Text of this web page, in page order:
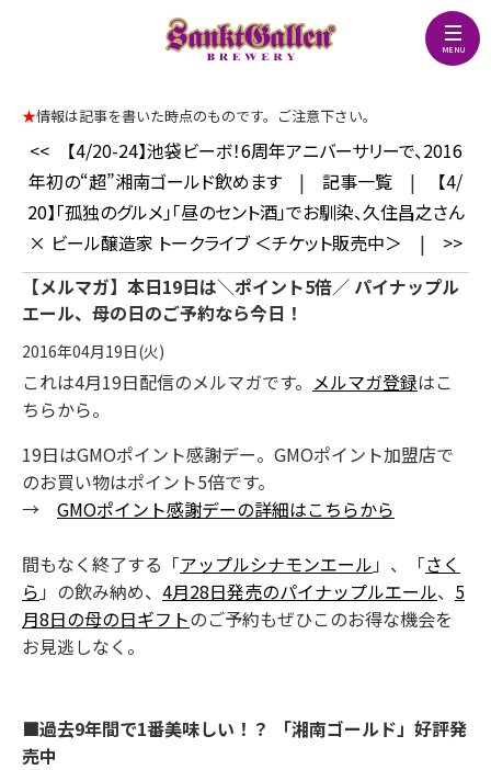
★情報は記事を書いた時点のものです。ご注意下さい。
<<
【4/20-24】池袋ビーボ！6周年アニバーサリーで、2016
年初の“超”湘南ゴールド飲めます | 記事一覧 |
【4/
20】「孤独のグルメ」「昼のセント酒」でお馴染、久住昌之さん
× ビール醸造家 トークライブ ＜チケット販売中＞ | >>
【メルマガ】本日19日は＼ポイント5倍／ パイナップル
エール、母の日のご予約なら今日！
2016年04月19日(火)
これは4月19日配信のメルマガです。 メルマガ登録はこ
ちらから。
19日はGMOポイント感謝デー。GMOポイント加盟店で
のお買い物はポイント5倍です。
→ GMOポイント感謝デーの詳細はこちらから
間もなく終了する「アップルシナモンエール 」、「さく
ら 」の飲み納め、 4月28日発売のパイナップルエール、 5
月8日の母の日ギフトのご予約もぜひこのお得な機会を
お見逃しなく。
■過去9年間で1番美味しい！？ 「湘南ゴールド」好評発
売中